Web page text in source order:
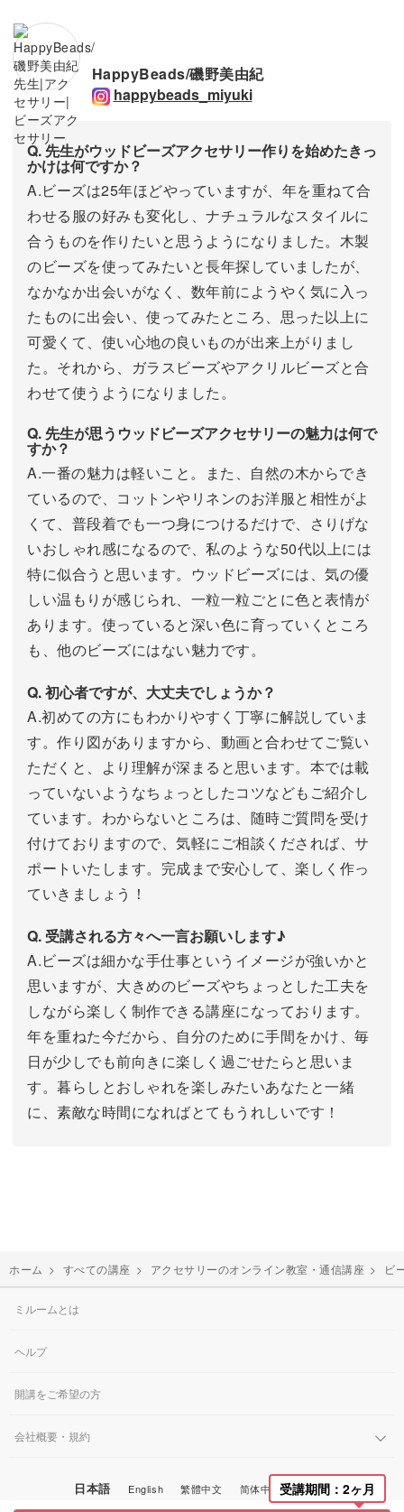
HappyBeads/磯野美由紀
happybeads_miyuki
Q. 先生がウッドビーズアクセサリー作りを始めたきっ
かけは何ですか？
A.ビーズは25年ほどやっていますが、年を重ねて合
わせる服の好みも変化し、ナチュラルなスタイルに
合うものを作りたいと思うようになりました。木製
のビーズを使ってみたいと長年探していましたが、
なかなか出会いがなく、数年前にようやく気に入っ
たものに出会い、使ってみたところ、思った以上に
可愛くて、使い心地の良いものが出来上がりまし
た。それから、ガラスビーズやアクリルビーズと合
わせて使うようになりました。
Q. 先生が思うウッドビーズアクセサリーの魅力は何で
すか？
A.一番の魅力は軽いこと。また、自然の木からでき
ているので、コットンやリネンのお洋服と相性がよ
くて、普段着でも一つ身につけるだけで、さりげな
いおしゃれ感になるので、私のような50代以上には
特に似合うと思います。ウッドビーズには、気の優
しい温もりが感じられ、一粒一粒ごとに色と表情が
あります。使っていると深い色に育っていくところ
も、他のビーズにはない魅力です。
Q. 初心者ですが、大丈夫でしょうか？
A.初めての方にもわかりやすく丁寧に解説していま
す。作り図がありますから、動画と合わせてご覧い
ただくと、より理解が深まると思います。本では載
っていないようなちょっとしたコツなどもご紹介し
ています。わからないところは、随時ご質問を受け
付けておりますので、気軽にご相談くだされば、サ
ポートいたします。完成まで安心して、楽しく作っ
ていきましょう！
Q. 受講される方々へ一言お願いします♪
A.ビーズは細かな手仕事というイメージが強いかと
思いますが、大きめのビーズやちょっとした工夫を
しながら楽しく制作できる講座になっております。
年を重ねた今だから、自分のために手間をかけ、毎
日が少しでも前向きに楽しく過ごせたらと思いま
す。暮らしとおしゃれを楽しみたいあなたと一緒
に、素敵な時間になればとてもうれしいです！
ホーム > すべての講座 > アクセサリーのオンライン教室・通信講座 > ビ
受講期間：2ヶ月
ミルームとは
ヘルプ
開講をご希望の方
会社概要・規約
日本語 English 繁體中文 简体中文 한국어